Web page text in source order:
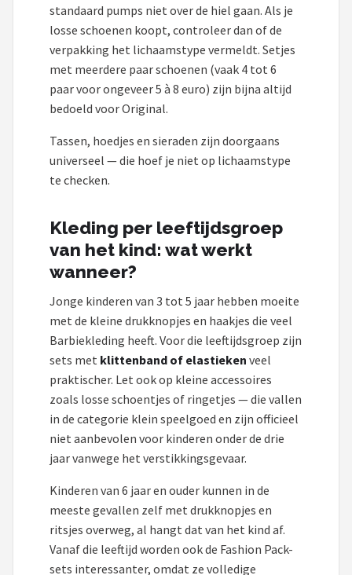
standaard pumps niet over de hiel gaan. Als je
losse schoenen koopt, controleer dan of de
verpakking het lichaamstype vermeldt. Setjes
met meerdere paar schoenen (vaak 4 tot 6
paar voor ongeveer 5 à 8 euro) zijn bijna altijd
bedoeld voor Original.
Tassen, hoedjes en sieraden zijn doorgaans
universeel — die hoef je niet op lichaamstype
te checken.
Kleding per leeftijdsgroep
van het kind: wat werkt
wanneer?
Jonge kinderen van 3 tot 5 jaar hebben moeite
met de kleine drukknopjes en haakjes die veel
Barbiekleding heeft. Voor die leeftijdsgroep zijn
sets met klittenband of elastieken veel
praktischer. Let ook op kleine accessoires
zoals losse schoentjes of ringetjes — die vallen
in de categorie klein speelgoed en zijn officieel
niet aanbevolen voor kinderen onder de drie
jaar vanwege het verstikkingsgevaar.
Kinderen van 6 jaar en ouder kunnen in de
meeste gevallen zelf met drukknopjes en
ritsjes overweg, al hangt dat van het kind af.
Vanaf die leeftijd worden ook de Fashion Pack-
sets interessanter, omdat ze volledige